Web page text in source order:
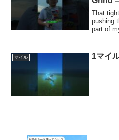
That
pushing
part of
マイル 1マイ